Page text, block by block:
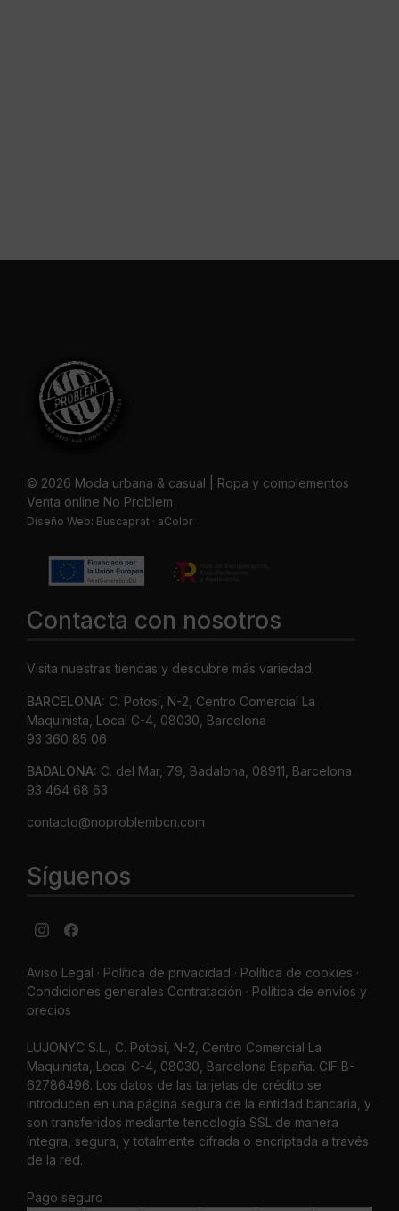
© 2026 Moda urbana & casual | Ropa y complementos
Venta online No Problem
Diseño Web: Buscaprat · aColor
Contacta con nosotros
Visita nuestras tiendas y descubre más variedad.
BARCELONA: C. Potosí, N-2, Centro Comercial La
Maquinista, Local C-4, 08030, Barcelona
93 360 85 06
BADALONA: C. del Mar, 79, Badalona, 08911, Barcelona
93 464 68 63
contacto@noproblembcn.com
Síguenos
Aviso Legal · Política de privacidad · Política de cookies ·
Condiciones generales Contratación · Política de envíos y
precios
LUJONYC S.L., C. Potosí, N-2, Centro Comercial La
Maquinista, Local C-4, 08030, Barcelona España. CIF B-
62786496. Los datos de las tarjetas de crédito se
introducen en una página segura de la entidad bancaria, y
son transferidos mediante tencología SSL de manera
íntegra, segura, y totalmente cifrada o encriptada a través
de la red.
Pago seguro